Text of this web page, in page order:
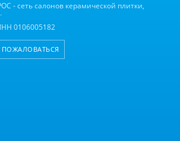
- сеть салонов керамической плитки,
0106005182
ПОЖАЛОВАТЬСЯ